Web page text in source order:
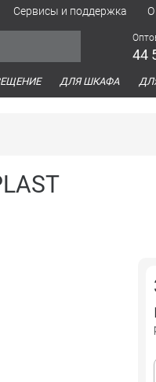
Сервисы и поддержка О
44
ДЛЯ ШКАФА